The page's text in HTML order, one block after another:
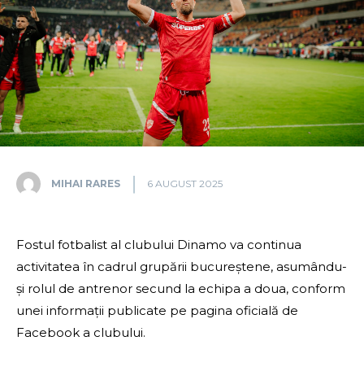
MIHAI RARES 6 AUGUST 2025
Fostul fotbalist al clubului Dinamo va continua
activitatea în cadrul grupării bucureștene, asumându-
și rolul de antrenor secund la echipa a doua, conform
unei informații publicate pe pagina oficială de
Facebook a clubului.